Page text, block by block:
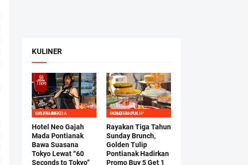
KULINER
HOTEL NEO GAJAHMADA
Hotel Neo Gajah
Mada Pontianak
Bawa Suasana
Tokyo Lewat “60
Seconds to Tokyo”
GOLDEN TULIP PONTIANAK
Rayakan Tiga Tahun
Sunday Brunch,
Golden Tulip
Pontianak Hadirkan
Promo Buy 5 Get 1